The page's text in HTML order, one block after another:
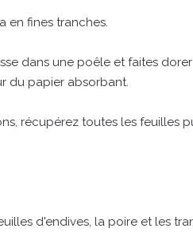
en fines tranches.
dans une poêle et faites
du papier absorbant.
récupérez toutes les feuilles
d'endives, la poire et les